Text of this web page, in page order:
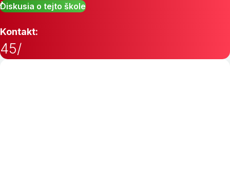
Diskusia o tejto škole
Kontakt:
45/